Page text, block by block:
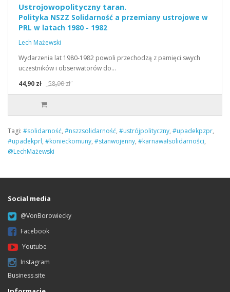
Ustrojowopolityczny taran.
Polityka NSZZ Solidarność a przemiany ustrojowe w
PRL w latach 1980 - 1982
Lech Mażewski
Wydarzenia lat 1980-1982 powoli przechodzą z pamięci swych
uczestników i obserwatorów do…
44,90 zł
58,90 zł
Tagi: #solidarność, #nszzsolidarność, #ustrójpolityczny, #upadekpzpr,
#upadekprl, #konieckomuny, #stanwojenny, #karnawałsolidarności,
@LechMażewski
Social media
@VonBorowiecky
Facebook
Youtube
Instagram
Business.site